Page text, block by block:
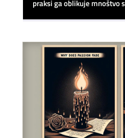
praksi ga oblikuje mnoštvo